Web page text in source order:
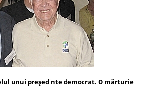
unui președinte democrat. O mărturie